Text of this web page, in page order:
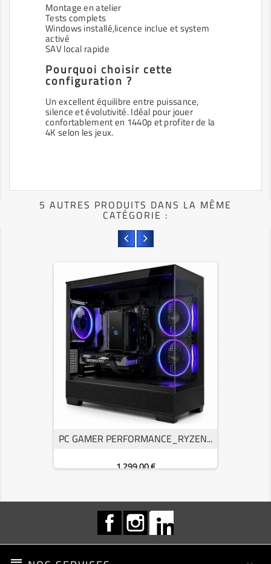
Montage en atelier
Tests complets
Windows installé,licence inclue et system
activé
SAV local rapide
Pourquoi choisir cette
configuration ?
Un excellent équilibre entre puissance,
silence et évolutivité. Idéal pour jouer
confortablement en 1440p et profiter de la
4K selon les jeux.
5 AUTRES PRODUITS DANS LA MÊME
CATÉGORIE :
PC GAMER PERFORMANCE_RYZEN...
Prix
1 299,00 €
FacebookInstagram